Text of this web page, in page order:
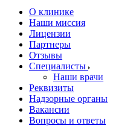
О клинике
Наши миссия
Лицензии
Партнеры
Отзывы
Специалисты
Наши врачи
Реквизиты
Надзорные органы
Вакансии
Вопросы и ответы